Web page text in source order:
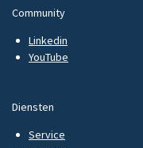
Community
Linkedin
YouTube
Diensten
Service